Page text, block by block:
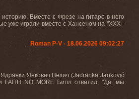
Вместе с Фрезе на гитаре в него
уже играли вместе с Хансеном на "XXX -
Roman P-V - 18.06.2026 09:02:27
Янкович Незич (Jadranka Janković
FAITH NO MORE Билл ответил: "Да, мы